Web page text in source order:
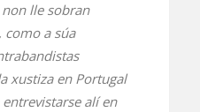
lle sobran
como a súa
xustiza en Portugal
alí en